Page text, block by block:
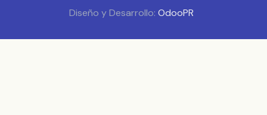
Diseño y Desarrollo: OdooPR